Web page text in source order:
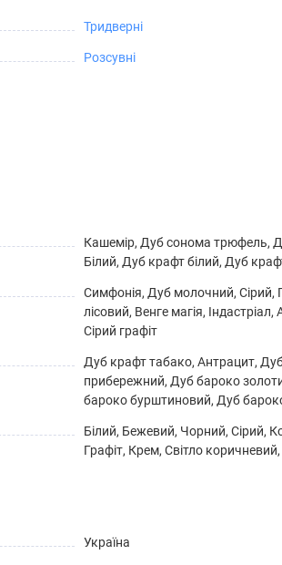
Тридверні
Розсувні
Кашемір, Дуб сонома трюфель,
Білий, Дуб крафт білий, Дуб
Симфонія, Дуб молочний, Сірий,
лісовий, Венге магія, Індастріал,
Сірий графіт
Дуб крафт табако, Антрацит,
прибережний, Дуб бароко
бароко бурштиновий, Дуб
Білий, Бежевий, Чорний, Сірий,
Графіт, Крем, Світло коричневий,
Україна